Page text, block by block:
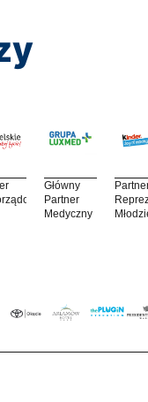
Główny
Partner
Medyczny